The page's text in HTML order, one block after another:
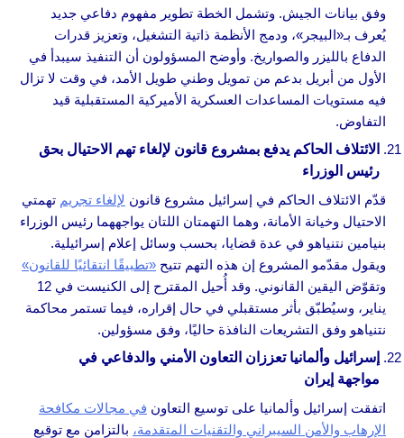
وفق بيانات الجيش. وتشمل الخطة تطوير مفهوم دفاعي جديد
يُعرف بـ«البيجر»، ودمج الأنظمة ذاتية التشغيل، وتعزيز قدرات
الدفاع بالليزر والصواريخ. وأوضح المسؤولون أن التنفيذ سيبدأ في
الأول من أبريل بدعم من تمويل وطني طويل الأمد، في وقت لا تزال
فيه مستويات المساعدات العسكرية الأميركية المستقبلية قيد
التفاوض.
الائتلاف الحاكم يدفع بمشروع قانون لإلغاء تهم الاحتيال بحق
رئيس الوزراء
قدّم الائتلاف الحاكم في إسرائيل مشروع قانون لإلغاء تجريم تهمتي
الاحتيال وخيانة الأمانة، وهما التهمتان اللتان يواجههما رئيس الوزراء
بنيامين نتنياهو في عدة قضايا، بحسب وسائل إعلام إسرائيلية.
ويقول مقدّمو المشروع إن هذه التهم تتيح «تطبيقًا انتقائيًا للقانون»
وتقوّض اليقين القانوني. وقد أُحيل المقترح إلى الكنيست في 12
يناير، وسيُطبّق بأثر مستقبلي في حال إقراره، فيما تستمر محاكمة
نتنياهو وفق التشريعات النافذة حاليًا، وفق مسؤولين.
إسرائيل وألمانيا تعززان التعاون الأمني والدفاعي في
مواجهة إيران
اتفقت إسرائيل وألمانيا على توسيع التعاون في مجالات مكافحة
الإرهاب والأمن السيبراني والتقنيات المتقدمة، بالتزامن مع توقيع